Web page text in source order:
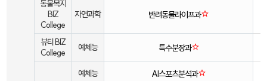
동물복지
BIZ
College
자연과학 반려동물라이프과☆
뷰티 BIZ
College
예체능 특수분장과☆
예체능 AI스포츠분석과☆